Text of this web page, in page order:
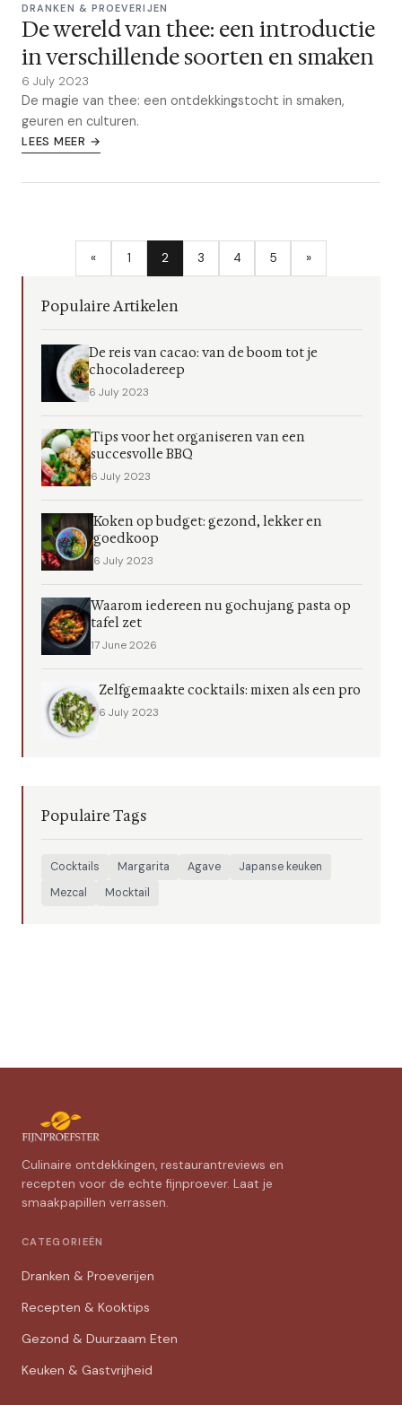
DRANKEN & PROEVERIJEN
De wereld van thee: een introductie
in verschillende soorten en smaken
6 July 2023
De magie van thee: een ontdekkingstocht in smaken,
geuren en culturen.
LEES MEER →
« 1 2 3 4 5 »
Populaire Artikelen
De reis van cacao: van de boom tot je
chocoladereep
6 July 2023
Tips voor het organiseren van een
succesvolle BBQ
6 July 2023
Koken op budget: gezond, lekker en
goedkoop
6 July 2023
Waarom iedereen nu gochujang pasta op
tafel zet
17 June 2026
Zelfgemaakte cocktails: mixen als een pro
6 July 2023
Populaire Tags
Cocktails Margarita Agave
Japanse keuken
Mezcal
Mocktail
Culinaire ontdekkingen, restaurantreviews en
recepten voor de echte fijnproever. Laat je
smaakpapillen verrassen.
CATEGORIEËN
Dranken & Proeverijen
Recepten & Kooktips
Gezond & Duurzaam Eten
Keuken & Gastvrijheid